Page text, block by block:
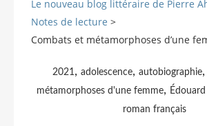
Le nouveau blog littéraire de Pierre
Notes de lecture >
Combats et métamorphoses d’une
2021 , adolescence, autobiographie,
métamorphoses d'une femme,
roman français